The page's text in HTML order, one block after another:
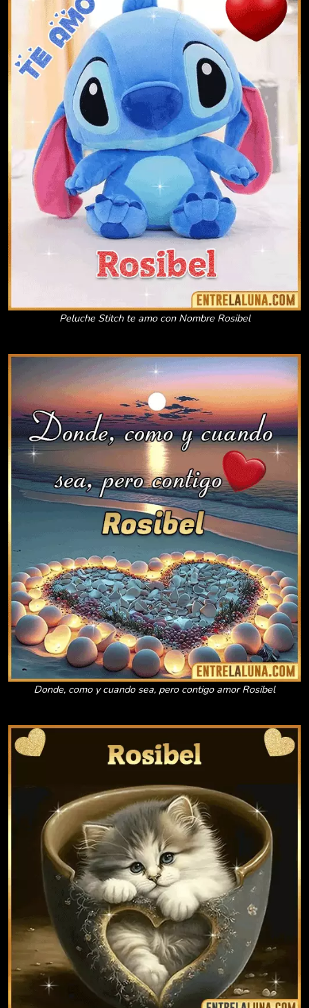
Peluche Stitch te amo con Nombre Rosibel
Donde, como y cuando sea, pero contigo amor Rosibel